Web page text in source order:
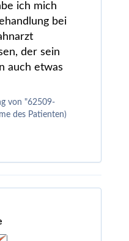
ich mich
bei
der sein
auch etwas
von "62509-
des Patienten)